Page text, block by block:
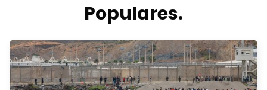
Populares.